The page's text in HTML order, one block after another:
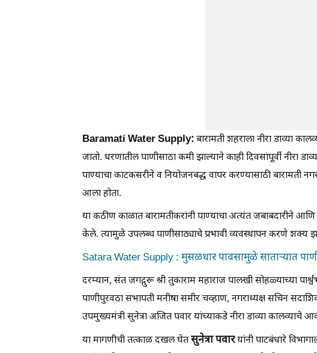
Baramati Water Supply:बारामती शहराला नीरा डाव्या
जातो. धरणातील पाणीसाठा कमी झाल्याने काही दिवसांपूर्वी नीरा
पाण्याचा काटकसरीने व नियोजनबद्ध वापर करण्यासाठी बारामती
आला होता.
या कठीण काळात बारामतीकरांनी पाण्याचा अत्यंत जबाबदारीने
केले. त्यामुळे उपलब्ध पाणीसाठ्याचे प्रभावी व्यवस्थापन करणे शक्य
Satara Water Supply : मुसळधार पावसामुळे साताऱ्यात
दरम्यान, संत जगद्गुरू श्री तुकाराम महाराज पालखी सोहळ्याच्या
पाणीपुरवठा सभापती मनीषा समीर चव्हाण, नगराध्यक्ष सचिन
उपमुख्यमंत्री सुनेत्रा अजित पवार यांच्याकडे नीरा डाव्या कालव्याचे
या मागणीची तत्काळ दखल घेतसुनेत्रा पवारयांनी पाटबंधारे